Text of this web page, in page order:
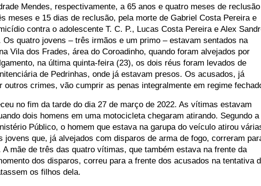
Mendes, respectivamente, a 65 anos e quatro meses de reclusão
meses e 15 dias de reclusão, pela morte de Gabriel Costa Pereira e
contra o adolescente T. C. P., Lucas Costa Pereira e Alex
Os quatro jovens – três irmãos e um primo – estavam sentados na
Vila dos Frades, área do Coroadinho, quando foram alvejados por
na última quinta-feira (23), os dois réus foram levados de
de Pedrinhas, onde já estavam presos. Os acusados, já
outros crimes, vão cumprir as penas integralmente em regime
no fim da tarde do dia 27 de março de 2022. As vítimas estavam
dois homens em uma motocicleta chegaram atirando. Segundo a
Público, o homem que estava na garupa do veículo atirou
jovens que, já alvejados com disparos de arma de fogo, correram
A mãe de três das quatro vítimas, que também estava na frente da
dos disparos, correu para a frente dos acusados na tentativa
os filhos dela.